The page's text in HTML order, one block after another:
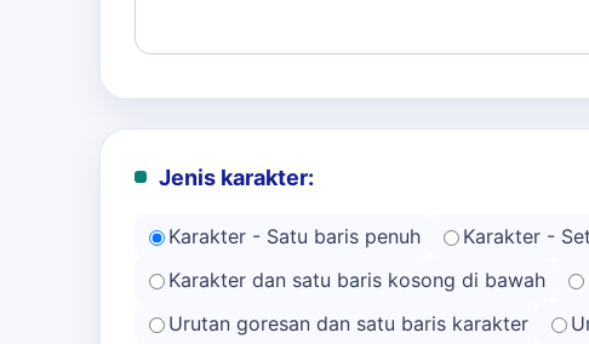
Jenis karakter:
Karakter - Satu baris penuh
Karakter -
Karakter dan satu baris kosong di bawah
Urutan goresan dan satu baris karakter